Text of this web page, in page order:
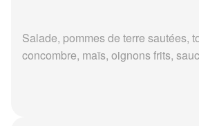
Salade, pommes de terre sautées,
concombre, maïs, oignons frits,